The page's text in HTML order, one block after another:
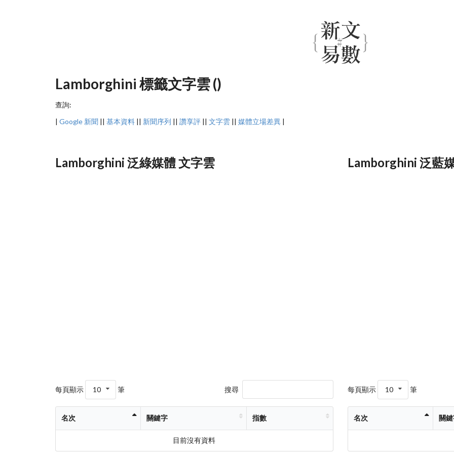
Lamborghini 標籤文字雲 ()
查詢:
| Google 新聞|| 基本資料|| 新聞序列 || 讚享評|| 文字雲|| 媒體立場差異|
Lamborghini 泛綠媒體 文字雲
每頁顯示 10 筆 搜尋
名次 關鍵字 指數
目前沒有資料
Lamborghini 泛藍
每頁顯示 10 筆
名次 關